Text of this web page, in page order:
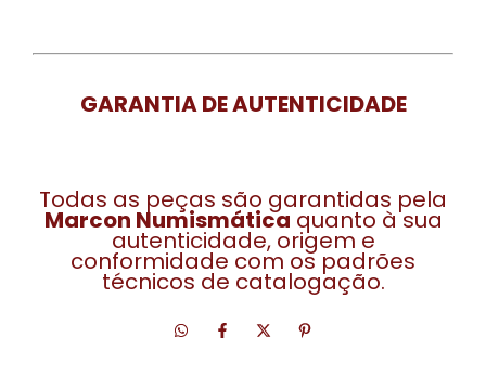
GARANTIA DE AUTENTICIDADE
Todas as peças são garantidas pela
Marcon Numismática quanto à sua
autenticidade, origem e
conformidade com os padrões
técnicos de catalogação.